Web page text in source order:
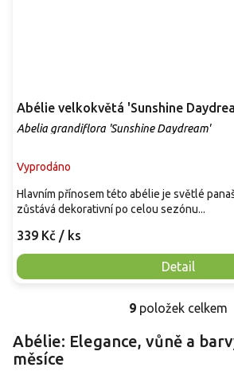
Abélie velkokvětá 'Sunshine
Abelia grandiflora 'Sunshine Daydream'
Vyprodáno
339 Kč / ks
Detail
Hlavním přínosem této abélie je světlé
zůstává dekorativní po celou sezónu...
O
l
9 položek celkem
Abélie: Elegance, vůně a
měsíce